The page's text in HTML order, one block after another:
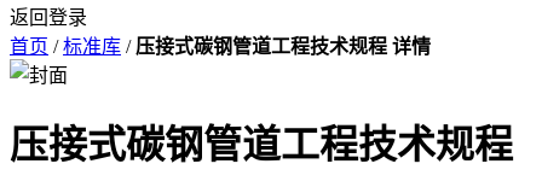
返回登录
首页 / 标准库 / 压接式碳钢管道工程技术规程 详情
压接式碳钢管道工程技术规程